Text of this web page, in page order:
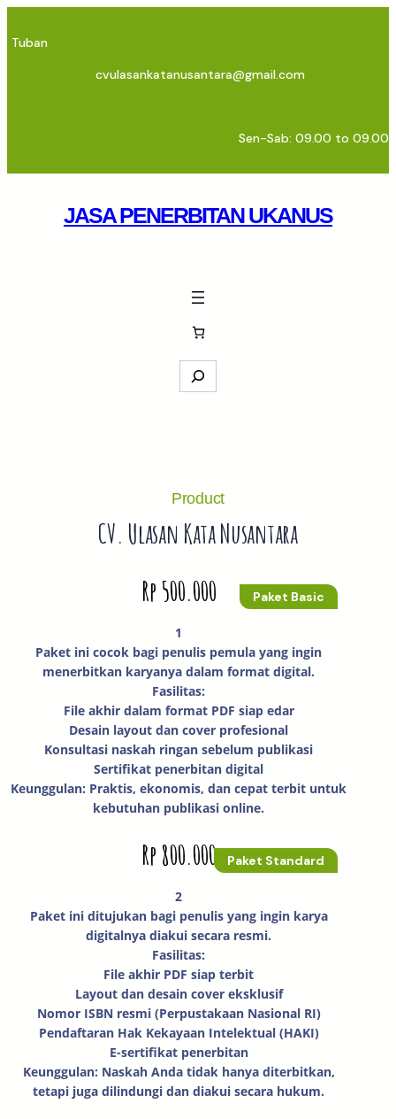
to
Tuban
cvulasankatanusantara@gmail.com
Sen-Sab: 09.00 to 09.00
JASA PENERBITAN UKANUS
S
e
Product
CV. Ulasan Kata Nusantara
Paket Basic
Rp 500.000
1
Paket ini cocok bagi penulis pemula yang ingin
menerbitkan karyanya dalam format digital.
Fasilitas:
File akhir dalam format PDF siap edar
Desain layout dan cover profesional
Konsultasi naskah ringan sebelum publikasi
Sertifikat penerbitan digital
Keunggulan: Praktis, ekonomis, dan cepat terbit untuk
kebutuhan publikasi online.
Paket Standard
Rp 800.000
2
Paket ini ditujukan bagi penulis yang ingin karya
digitalnya diakui secara resmi.
Fasilitas:
File akhir PDF siap terbit
Layout dan desain cover eksklusif
Nomor ISBN resmi (Perpustakaan Nasional RI)
Pendaftaran Hak Kekayaan Intelektual (HAKI)
E-sertifikat penerbitan
Keunggulan: Naskah Anda tidak hanya diterbitkan,
tetapi juga dilindungi dan diakui secara hukum.